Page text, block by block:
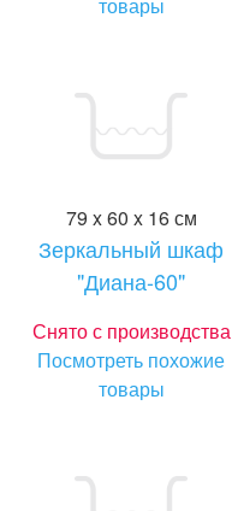
79 x 60 x 16 см
Зеркальный шкаф
"Диана-60"
Снято с производства
Посмотреть похожие
товары